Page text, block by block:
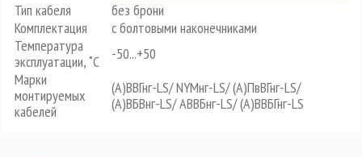
Тип кабеля
без брони
Комплектация
с болтовыми наконечниками
Температура
эксплуатации, ˚С
-50...+50
Марки
монтируемых
кабелей
(А)ВВГнг-LS/ NYMнг-LS/ (А)ПвВГнг-LS/
(А)ВБВнг-LS/ АВВБнг-LS/ (А)ВВБГнг-LS